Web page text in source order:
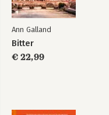
Ann Galland
Bitter
€ 22,99